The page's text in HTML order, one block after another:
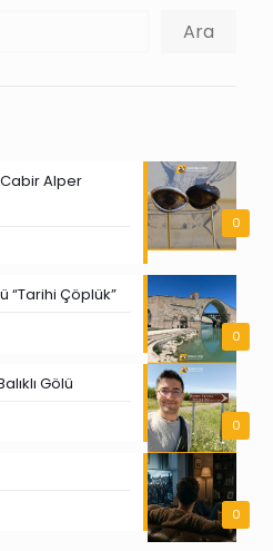
Ara
0
Alper
0
“Tarihi Çöplük”
0
Gölü
0